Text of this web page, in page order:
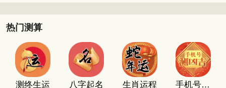
热门测算
测终生运 八字起名 生肖运程 手机号码测吉凶